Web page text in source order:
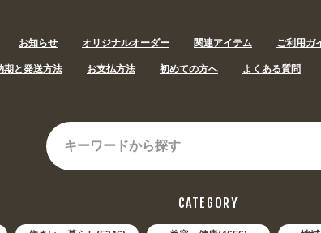
お知らせ オリジナルオーダー 関連アイテム ご利用ガ
期と発送方法 お支払方法 初めての方へ よくある質問
CATEGORY